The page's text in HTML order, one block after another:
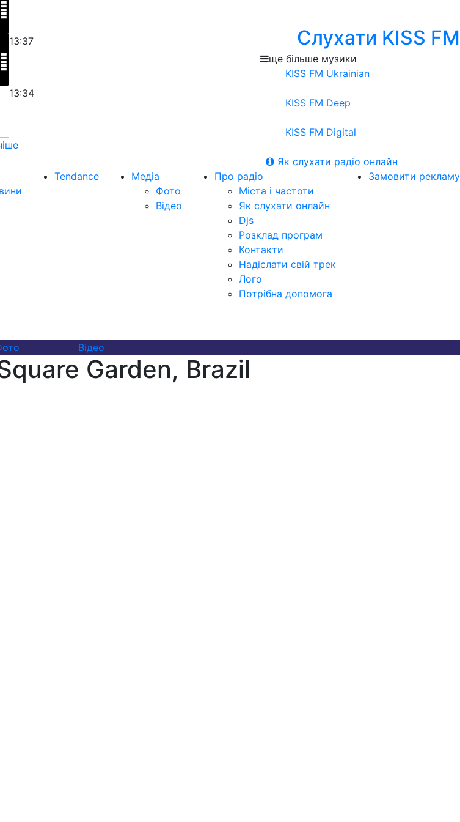
13:37
13:34
Слухати KISS FM
ще більше музики
KISS FM Ukrainian
KISS FM Deep
KISS FM Digital
Як слухати радіо онлайн
Tendance
Медіа
Фото
Відео
Про радіо
Міста і частоти
Як слухати онлайн
Djs
Розклад програм
Контакти
Надіслати свій трек
Лого
Потрібна допомога
Замовити рекламу
Відео
Garden, Brazil